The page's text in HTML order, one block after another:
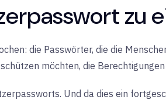
zu
die Passwörter, die die
möchten, die
Und da dies ein